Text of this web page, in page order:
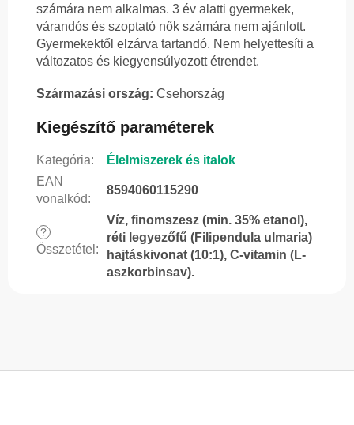
számára nem alkalmas. 3 év alatti gyermekek,
várandós és szoptató nők számára nem ajánlott.
Gyermekektől elzárva tartandó. Nem helyettesíti a
változatos és kiegyensúlyozott étrendet.
Származási ország: Csehország
Kiegészítő paraméterek
Kategória:
Élelmiszerek és italok
EAN
vonalkód:
8594060115290
?
Összetétel :
Víz, finomszesz (min. 35% etanol),
réti legyezőfű (Filipendula ulmaria)
hajtáskivonat (10:1), C-vitamin (L-
aszkorbinsav).